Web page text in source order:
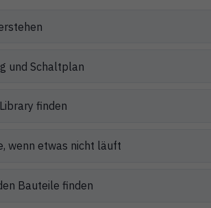
und Schaltplan
finden
wenn etwas nicht läuft
Bauteile finden